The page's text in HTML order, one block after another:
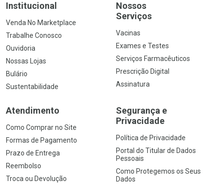
Institucional
Venda No Marketplace
Trabalhe Conosco
Ouvidoria
Nossas Lojas
Bulário
Sustentabilidade
Nossos
Serviços
Vacinas
Exames e Testes
Serviços Farmacêuticos
Prescrição Digital
Assinatura
Atendimento
Como Comprar no Site
Formas de Pagamento
Prazo de Entrega
Reembolso
Troca ou Devolução
Segurança e
Privacidade
Política de Privacidade
Portal do Titular de Dados
Pessoais
Como Protegemos os Seus
Dados